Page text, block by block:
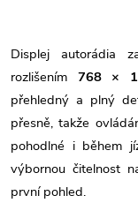
Displej autorádia
rozlišením 768 ×
přehledný a plný
přesně, takže
pohodlné i během
výbornou čitelnost
první pohled.